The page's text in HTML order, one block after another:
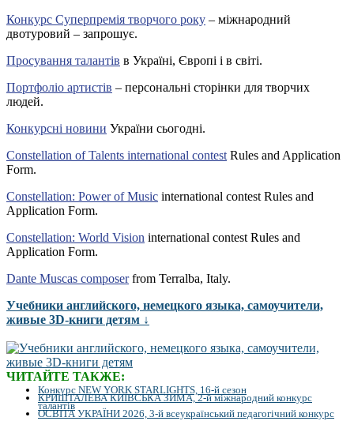
Конкурс Суперпремія творчого року – міжнародний
двотуровий – запрошує.
Просування талантів в Україні, Європі і в світі.
Портфоліо артистів – персональні сторінки для творчих
людей.
Конкурсні новини України сьогодні.
Constellation of Talents international contest Rules and Application
Form.
Constellation: Power of Music international contest Rules and
Application Form.
Constellation: World Vision international contest Rules and
Application Form.
Dante Muscas composerfrom Terralba, Italy.
Учебники английского, немецкого языка, самоучители,
живые 3D-книги детям ↓
ЧИТАЙТЕ ТАКЖЕ:
Конкурс NEW YORK STARLIGHTS, 16-й сезон
КРИШТАЛЕВА КИЇВСЬКА ЗИМА, 2-й міжнародний конкурс
талантів
ОСВІТА УКРАЇНИ 2026, 3-й всеукраїнський педагогічний конкурс